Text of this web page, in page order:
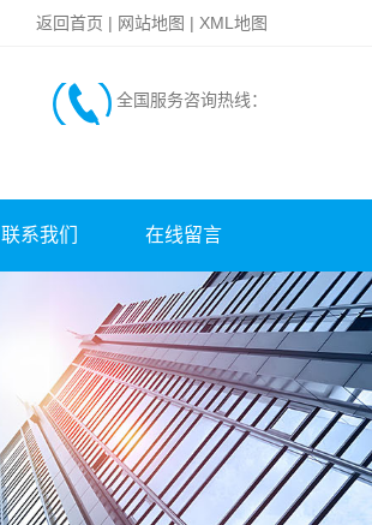
返回首页 | 网站地图 | XML地图
全国服务咨询热线：
联系我们 在线留言